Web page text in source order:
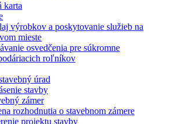
karta
výrobkov a poskytovanie služieb na
mieste
osvedčenia pre súkromne
roľníkov
úrad
stavby
zámer
rozhodnutia o stavebnom zámere
projektu stavby